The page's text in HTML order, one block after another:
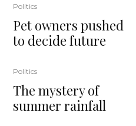
Politics
Pet owners pushed
to decide future
Politics
The mystery of
summer rainfall